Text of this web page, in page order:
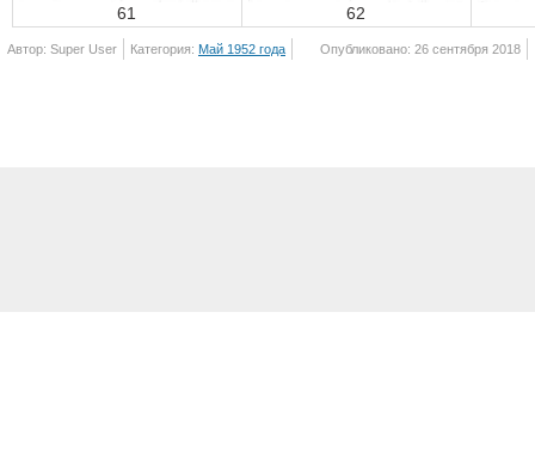
61 62
Автор: Super User Категория: Май 1952 года Опубликовано: 26 сентября 2018